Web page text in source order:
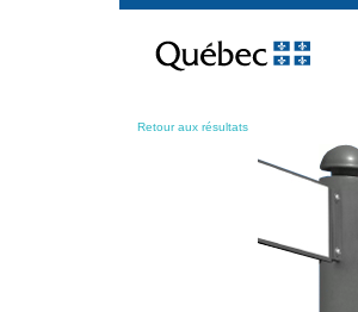
contenu
Retour aux résultats